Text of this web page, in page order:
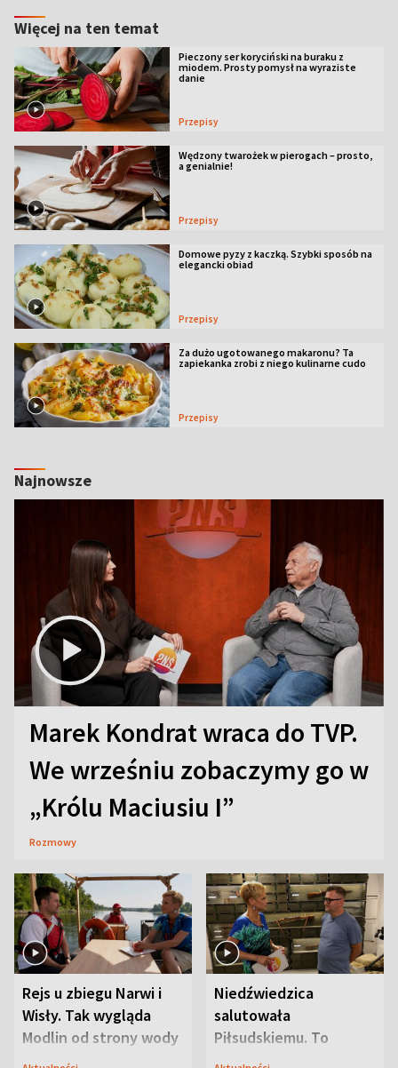
Więcej na ten temat
Pieczony ser koryciński na buraku z
miodem. Prosty pomysł na wyraziste
danie
Przepisy
Wędzony twarożek w pierogach – prosto,
a genialnie!
Przepisy
Domowe pyzy z kaczką. Szybki sposób na
elegancki obiad
Przepisy
Za dużo ugotowanego makaronu? Ta
zapiekanka zrobi z niego kulinarne cudo
Przepisy
Najnowsze
Marek Kondrat wraca do TVP.
We wrześniu zobaczymy go w
„Królu Maciusiu I”
Rozmowy
Rejs u zbiegu Narwi i
Wisły. Tak wygląda
Modlin od strony wody
Niedźwiedzica
salutowała
Piłsudskiemu. To
niejedyna tajemnica